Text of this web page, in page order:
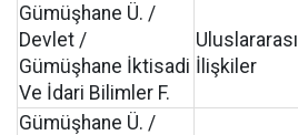
Gümüşhane Ü. /
Devlet /
Gümüşhane İktisadi
Ve İdari Bilimler F.
Uluslararası
İlişkiler
Gümüşhane Ü. /